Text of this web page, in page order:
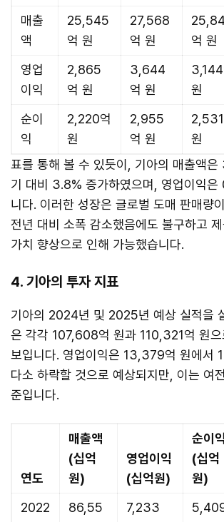
매출
액
25,545
억 원
27,568
억 원
억 원
영업
이익
2,865
억 원
3,644
억 원
원
순이
익
2,220억
원
2,955
억 원
원
표를 통해 볼 수 있듯이, 기아의 매출액
기 대비 3.8% 증가하였으며, 영업이익은
니다. 이러한 성장은 글로벌 도매 판매량
전년 대비 소폭 감소했음에도 불구하고
가치 향상으로 인해 가능했습니다.
4. 기아의 투자 지표
기아의 2024년 및 2025년 예상 실적을
은 각각 107,608억 원과 110,321억 원으
보입니다. 영업이익은 13,379억 원에서
다소 하락할 것으로 예상되지만, 이는 여
준입니다.
연도
매출액
(십억
원)
영업이익
(십억원)
순이익
(십억
원)
2022
86,55
7,233